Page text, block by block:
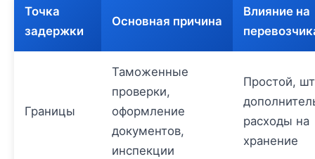
Точка
задержки
Основная причина
Влияние на
Границы
Таможенные
проверки,
оформление
документов,
инспекции
Простой,
расходы на
хранение